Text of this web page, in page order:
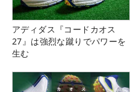
アディダス『コードカオス
27』は強烈な蹴りでパワーを
生む